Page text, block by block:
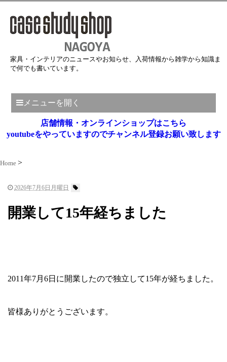
家具・インテリアのニュースやお知らせ、入荷情報から雑学から知識ま
で何でも書いています。
メニューを開く
店舗情報・オンラインショップはこちら
youtubeをやっていますのでチャンネル登録お願い致します
Home
2026年7月6日月曜日
開業して15年経ちました
2011年7月6日に開業したので独立して15年が経ちました。
皆様ありがとうございます。